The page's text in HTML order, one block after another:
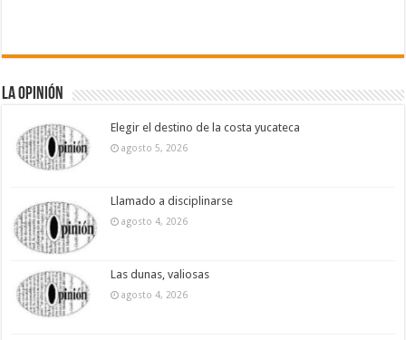
La Opinión
Elegir el destino de la costa yucateca
agosto 5, 2026
Llamado a disciplinarse
agosto 4, 2026
Las dunas, valiosas
agosto 4, 2026